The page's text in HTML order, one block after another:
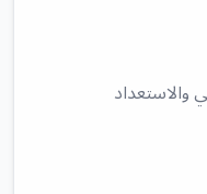
والاستعداد